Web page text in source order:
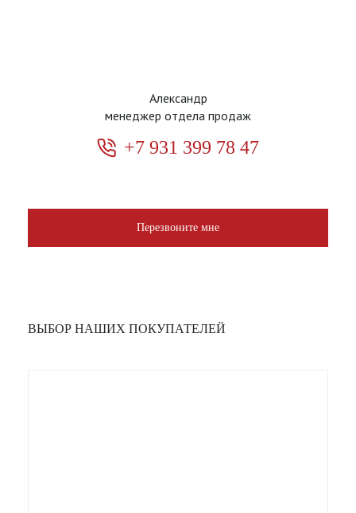
Александр
менеджер отдела продаж
+7 931 399 78 47
Перезвоните мне
ВЫБОР НАШИХ ПОКУПАТЕЛЕЙ